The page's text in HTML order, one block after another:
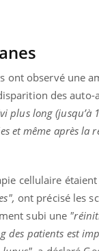
ont observé une
des auto-
plus long (jusqu’à
et même après la
cellulaire étaient
ont précisé les
subi une
des patients est